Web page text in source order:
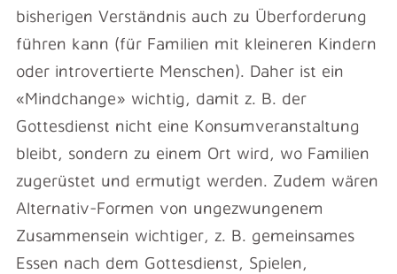
bisherigen Verständnis auch zu Überforderung
führen kann (für Familien mit kleineren Kindern
oder introvertierte Menschen). Daher ist ein
«Mindchange» wichtig, damit z. B. der
Gottesdienst nicht eine Konsumveranstaltung
bleibt, sondern zu einem Ort wird, wo Familien
zugerüstet und ermutigt werden. Zudem wären
Alternativ-Formen von ungezwungenem
Zusammensein wichtiger, z. B. gemeinsames
Essen nach dem Gottesdienst, Spielen,